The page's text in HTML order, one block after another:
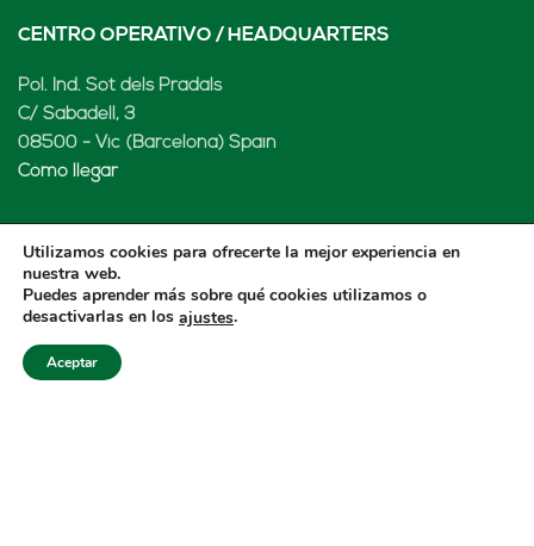
CENTRO OPERATIVO / HEADQUARTERS
Pol. Ind. Sot dels Pradals
C/ Sabadell, 3
08500 - Vic (Barcelona) Spain
Cómo llegar
LENARD MX, S de RL de CV
Rio Atoyac 30. Parque Industrial Empresarial
Cuautlancingo
Cuautlancingo, 72730 Puebla (México)
Utilizamos cookies para ofrecerte la mejor experiencia en
nuestra web.
Puedes aprender más sobre qué cookies utilizamos o
desactivarlas en los ajustes.
Aceptar